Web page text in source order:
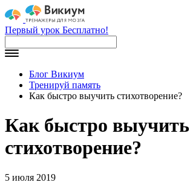
Первый урок Бесплатно!
Блог Викиум
Тренируй память
Как быстро выучить стихотворение?
Как быстро выучить
стихотворение?
5 июля 2019